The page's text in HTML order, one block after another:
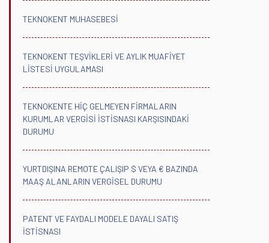
TEKNOKENT MUHASEBESİ
TEKNOKENT TEŞVİKLERİ VE AYLIK MUAFİYET
LİSTESİ UYGULAMASI
TEKNOKENTE HİÇ GELMEYEN FİRMALARIN
KURUMLAR VERGİSİ İSTİSNASI KARŞISINDAKİ
DURUMU
YURTDIŞINA REMOTE ÇALIŞIP $ VEYA € BAZINDA
MAAŞ ALANLARIN VERGİSEL DURUMU
PATENT VE FAYDALI MODELE DAYALI SATIŞ
İSTİSNASI